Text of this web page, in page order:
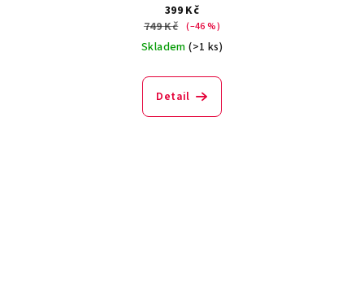
399 Kč
749 Kč (–46 %)
Skladem(>1 ks)
Detail